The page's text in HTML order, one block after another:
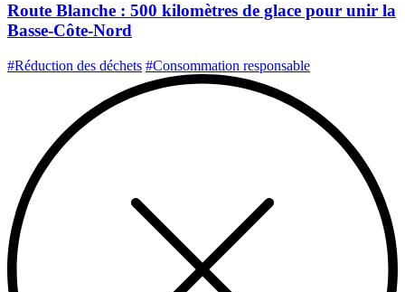
Route Blanche : 500 kilomètres de glace pour unir la
Basse-Côte-Nord
#Réduction des déchets #Consommation responsable